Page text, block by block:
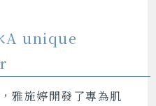
A unique
雅施婷開發了專為肌